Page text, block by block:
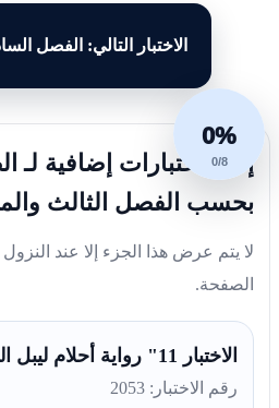
الاختبار التالي: الفصل
0%
0/8
إليك اختبارات إضافية
بحسب الفصل الثالث
لا يتم عرض هذا الجزء إلا عند النزول
الصفحة.
الاختبار 11" رواية أحلام ليبل السعيدة"
رقم الاختبار: 2053